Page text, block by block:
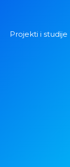
Projekti i studije